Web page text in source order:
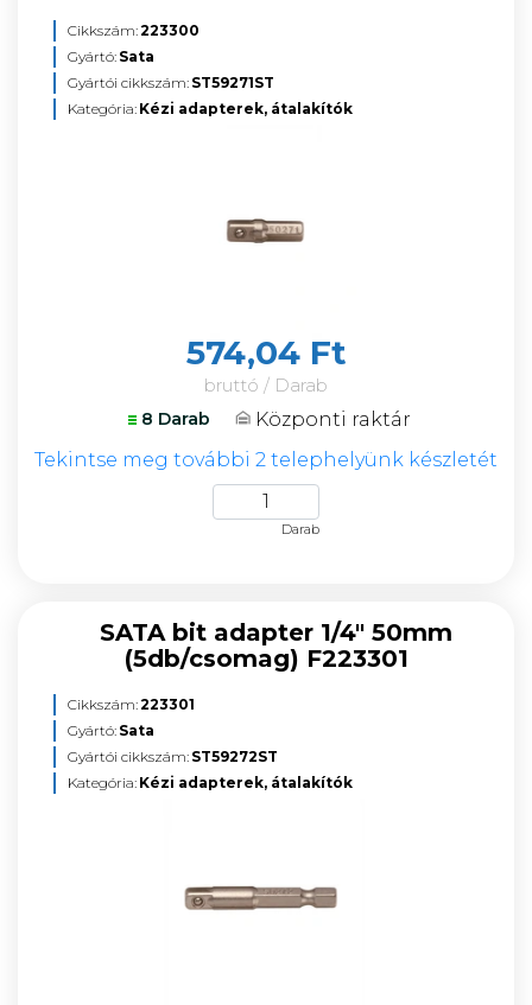
Cikkszám:223300
Gyártó: Sata
Gyártói cikkszám: ST59271ST
Kategória: Kézi adapterek, átalakítók
574,04 Ft
bruttó / Darab
8 Darab
Központi raktár
Tekintse meg további 2 telephelyünk készletét
Darab
SATA bit adapter 1/4" 50mm
(5db/csomag) F223301
Cikkszám:223301
Gyártó: Sata
Gyártói cikkszám: ST59272ST
Kategória: Kézi adapterek, átalakítók